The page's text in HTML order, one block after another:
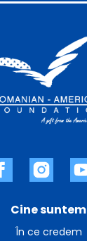
Cine suntem
În ce credem